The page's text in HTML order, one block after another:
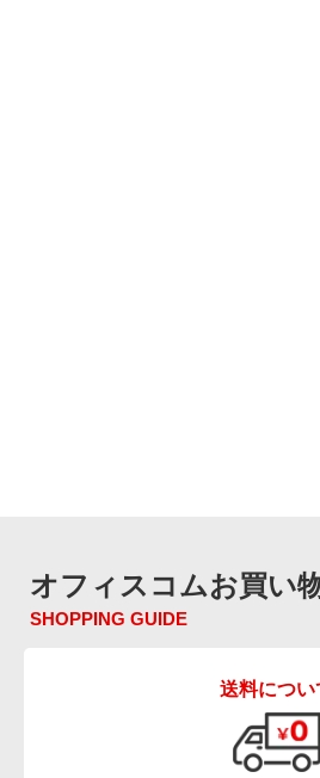
オフィスコムお買い
SHOPPING GUIDE
送料につい